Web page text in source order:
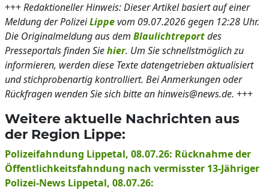
+++Redaktioneller Hinweis: Dieser Artikel basiert auf einer
Meldung der PolizeiLippevom 09.07.2026 gegen 12:28 Uhr.
Die Originalmeldung aus dem Blaulichtreportdes
Presseportals finden Siehier. Um Sie schnellstmöglich zu
informieren, werden diese Texte datengetrieben aktualisiert
und stichprobenartig kontrolliert. Bei Anmerkungen oder
Rückfragen wenden Sie sich bitte an hinweis@news.de. +++
Weitere aktuelle Nachrichten aus
der Region Lippe:
Polizeifahndung Lippetal, 08.07.26: Rücknahme der
Öffentlichkeitsfahndung nach vermisster 13-Jähriger
Polizei-News Lippetal, 08.07.26: